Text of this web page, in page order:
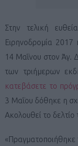
Στην τελική
Ειρηνοδρομία
14 Μαΐνου στον Άγ.
των τριήμερων
κατεβάσετε το
3 Μαΐου δόθηκε η
Ακολουθεί το